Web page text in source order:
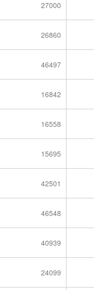
27000
26860
46497
16842
16558
15695
42501
46548
40939
24099